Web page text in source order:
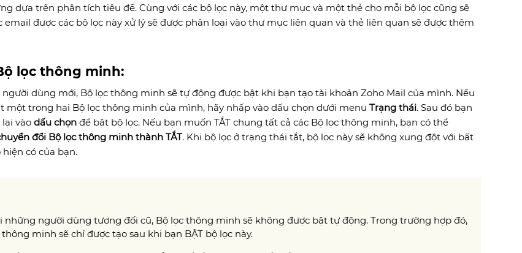
dựa trên phân tích tiêu đề. Cùng với các bộ lọc này, một thư mục và một thẻ cho mỗi bộ lọc cũng sẽ
email được các bộ lọc này xử lý sẽ được phân loại vào thư mục liên quan và thẻ liên quan sẽ được thêm
lọc thông minh:
dùng mới, Bộ lọc thông minh sẽ tự động được bật khi bạn tạo tài khoản Zoho Mail của mình. Nếu
một trong hai Bộ lọc thông minh của mình, hãy nhấp vào dấu chọn dưới menuTrạng thái. Sau đó bạn
lại vàodấu chọnđể bật bộ lọc. Nếu bạn muốn TẮT chung tất cả các Bộ lọc thông minh, bạn có thể
đổi Bộ lọc thông minh thành TẮT. Khi bộ lọc ở trạng thái tắt, bộ lọc này sẽ không xung đột với bất
hiện có của bạn.
những người dùng tương đối cũ, Bộ lọc thông minh sẽ không được bật tự động. Trong trường hợp đó,
thông minh sẽ chỉ được tạo sau khi bạn BẬT bộ lọc này.